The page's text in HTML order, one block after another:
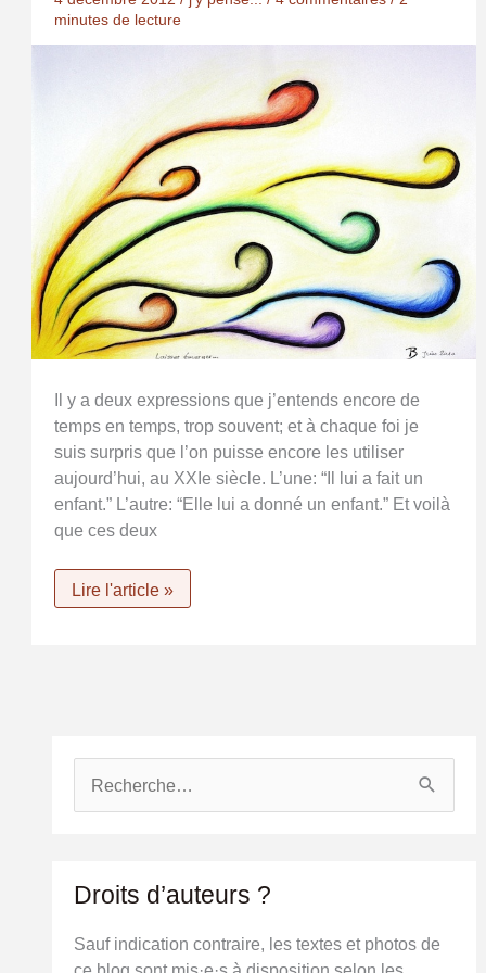
minutes de lecture
Il y a deux expressions que j’entends encore de
temps en temps, trop souvent; et à chaque foi je
suis surpris que l’on puisse encore les utiliser
aujourd’hui, au XXIe siècle. L’une: “Il lui a fait un
enfant.” L’autre: “Elle lui a donné un enfant.” Et voilà
que ces deux
Un
langage
Lire l'article »
r
h
Droits d’auteurs ?
Sauf indication contraire, les textes et photos de